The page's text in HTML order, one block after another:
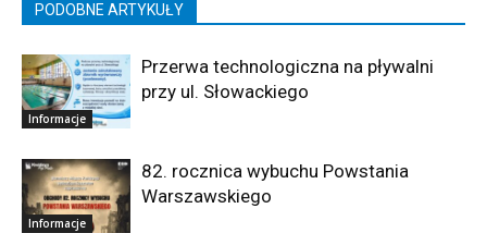
PODOBNE ARTYKUŁY
Informacje
Przerwa technologiczna na pływalni
przy ul. Słowackiego
Informacje
82. rocznica wybuchu Powstania
Warszawskiego